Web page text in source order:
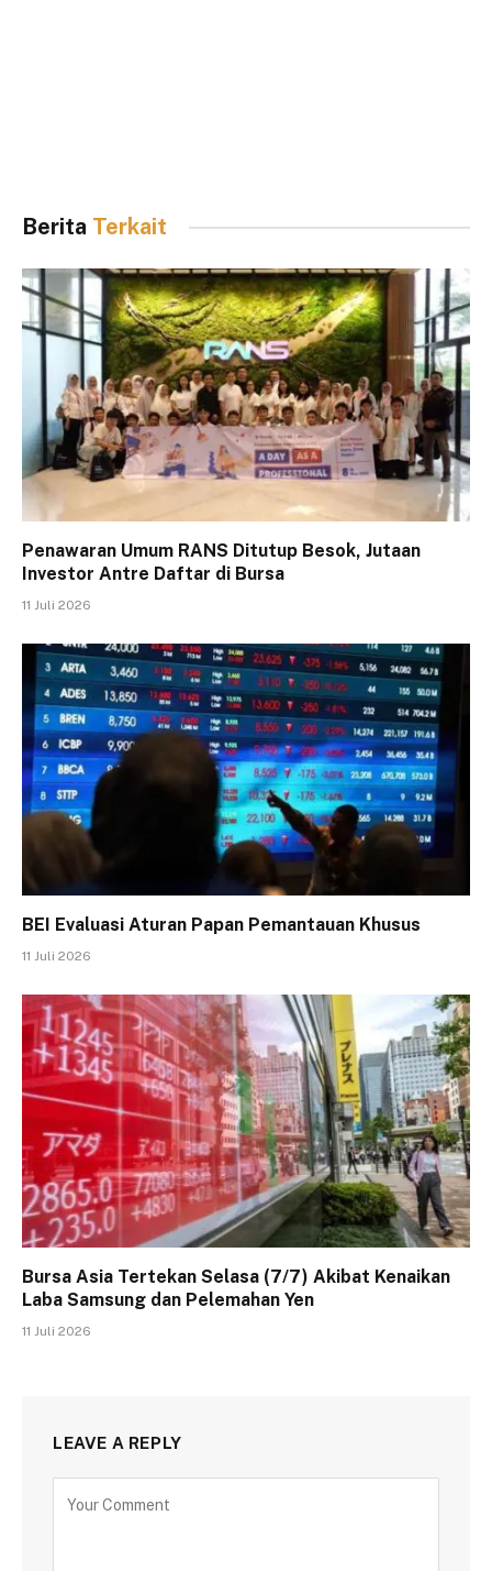
Berita Terkait
Penawaran Umum RANS Ditutup Besok, Jutaan
Investor Antre Daftar di Bursa
11 Juli 2026
BEI Evaluasi Aturan Papan Pemantauan Khusus
11 Juli 2026
Bursa Asia Tertekan Selasa (7/7) Akibat Kenaikan
Laba Samsung dan Pelemahan Yen
11 Juli 2026
LEAVE A REPLY